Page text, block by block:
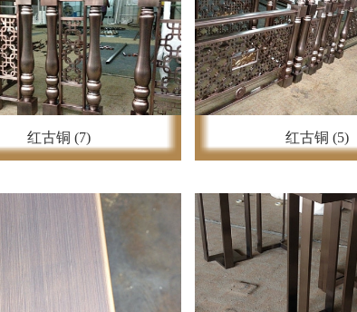
红古铜 (7) 红古铜 (5)